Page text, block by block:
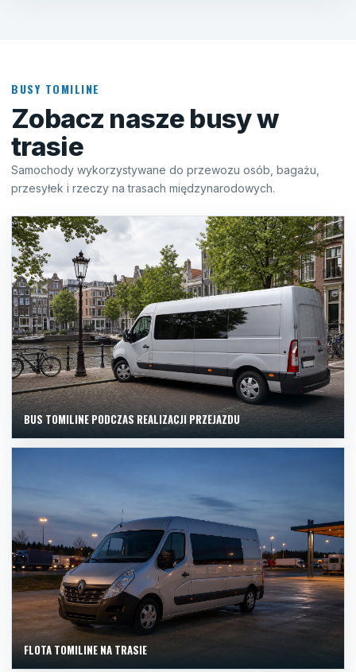
BUSY TOMILINE
Zobacz nasze busy w
trasie
Samochody wykorzystywane do przewozu osób, bagażu,
przesyłek i rzeczy na trasach międzynarodowych.
BUS TOMILINE PODCZAS REALIZACJI PRZEJAZDU
FLOTA TOMILINE NA TRASIE